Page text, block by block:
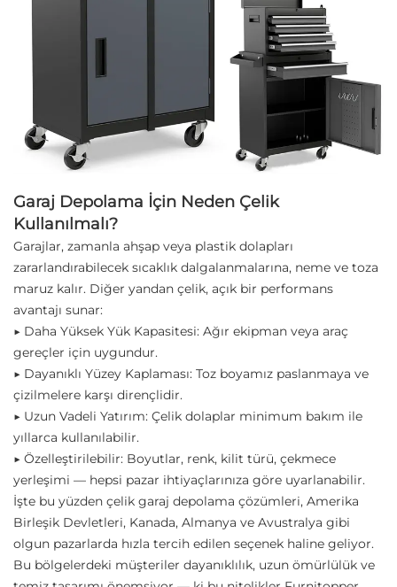
Garaj Depolama İçin Neden Çelik
Kullanılmalı?
Garajlar, zamanla ahşap veya plastik dolapları
zararlandırabilecek sıcaklık dalgalanmalarına, neme ve toza
maruz kalır. Diğer yandan çelik, açık bir performans
avantajı sunar:
▶ Daha Yüksek Yük Kapasitesi: Ağır ekipman veya araç
gereçler için uygundur.
▶ Dayanıklı Yüzey Kaplaması: Toz boyamız paslanmaya ve
çizilmelere karşı dirençlidir.
▶ Uzun Vadeli Yatırım: Çelik dolaplar minimum bakım ile
yıllarca kullanılabilir.
▶ Özelleştirilebilir: Boyutlar, renk, kilit türü, çekmece
yerleşimi — hepsi pazar ihtiyaçlarınıza göre uyarlanabilir.
İşte bu yüzden çelik garaj depolama çözümleri, Amerika
Birleşik Devletleri, Kanada, Almanya ve Avustralya gibi
olgun pazarlarda hızla tercih edilen seçenek haline geliyor.
Bu bölgelerdeki müşteriler dayanıklılık, uzun ömürlülük ve